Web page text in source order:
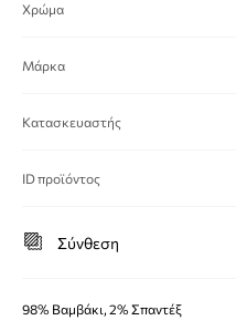
Χρώμα
Μάρκα
Κατασκευαστής
ID προϊόντος
Σύνθεση
98% Βαμβάκι, 2% Σπαντέξ